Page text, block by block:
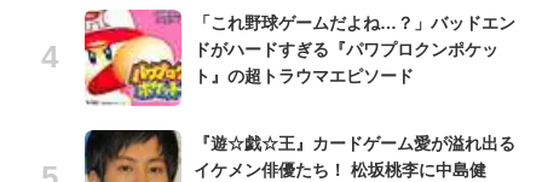
「これ野球ゲームだよね…？」バッドエン
ドがハードすぎる『パワプロクンポケッ
ト』の超トラウマエピソード
『遊☆戯☆王』カードゲーム愛が溢れ出る
イケメン俳優たち！ 松坂桃李に中島健